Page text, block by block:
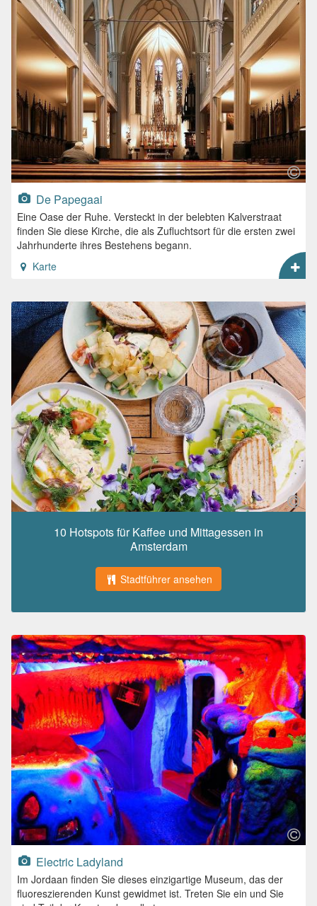
De Papegaai
Eine Oase der Ruhe. Versteckt in der belebten Kalverstraat
finden Sie diese Kirche, die als Zufluchtsort für die ersten zwei
Jahrhunderte ihres Bestehens begann.
Karte
10 Hotspots für Kaffee und Mittagessen in
Amsterdam
Stadtführer ansehen
Electric Ladyland
Im Jordaan finden Sie dieses einzigartige Museum, das der
fluoreszierenden Kunst gewidmet ist. Treten Sie ein und Sie